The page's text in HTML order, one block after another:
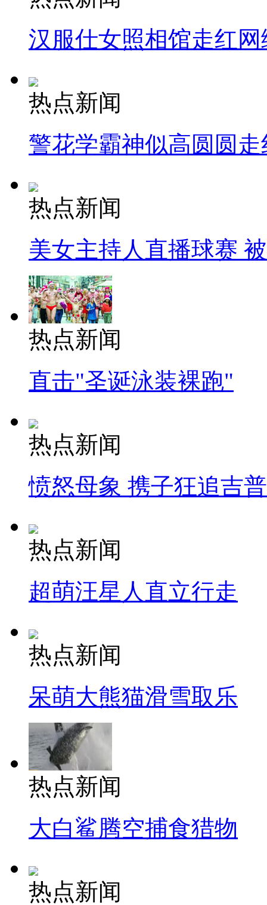
汉服仕女照相馆走红网
热点新闻
警花学霸神似高圆圆走
热点新闻
美女主持人直播球赛
热点新闻
直击"圣诞泳装裸跑"
热点新闻
愤怒母象 携子狂追吉
热点新闻
超萌汪星人直立行走
热点新闻
呆萌大熊猫滑雪取乐
热点新闻
大白鲨腾空捕食猎物
热点新闻